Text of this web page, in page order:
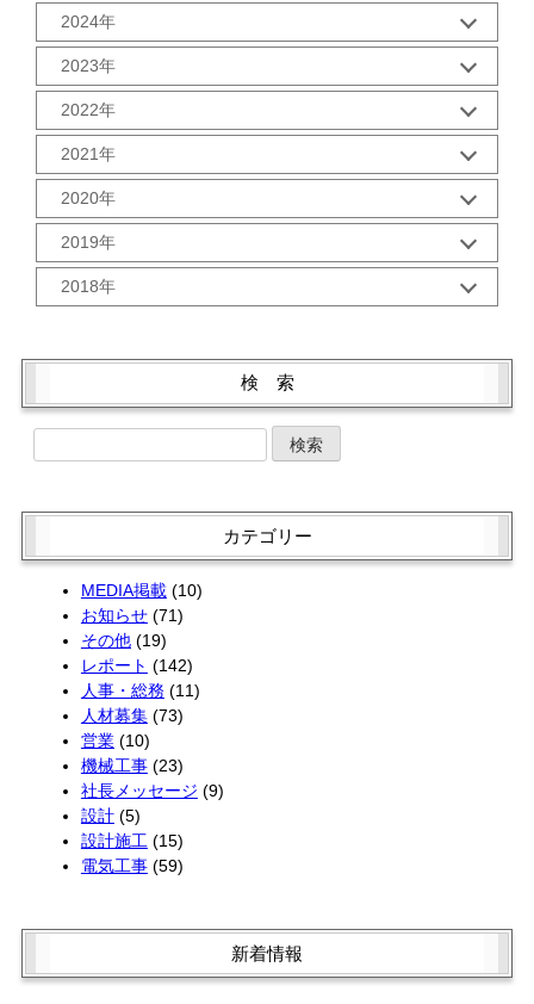
10月 (2)
9月 (2)
8月 (2)
7月 (2)
6月 (2)
5月 (3)
4月 (1)
3月 (2)
2月 (2)
1月 (3)
2024年
12月 (1)
11月 (2)
10月 (2)
9月 (2)
8月 (2)
7月 (2)
6月 (2)
5月 (2)
4月 (2)
3月 (1)
2月 (2)
2023年
12月 (2)
11月 (2)
10月 (2)
9月 (2)
8月 (2)
7月 (2)
6月 (2)
5月 (2)
4月 (2)
2022年
12月 (2)
11月 (2)
10月 (3)
9月 (3)
8月 (2)
6月 (2)
5月 (3)
2月 (2)
2021年
12月 (2)
11月 (2)
10月 (2)
9月 (5)
8月 (1)
5月 (2)
3月 (2)
1月 (2)
2020年
12月 (2)
11月 (2)
10月 (2)
9月 (1)
7月 (3)
5月 (2)
4月 (4)
3月 (2)
1月 (2)
2019年
12月 (3)
11月 (1)
7月 (1)
6月 (4)
1月 (2)
2018年
4月 (1)
2月 (4)
検 索
カテゴリー
MEDIA掲載(10)
お知らせ(71)
その他(19)
レポート (142)
人事・総務 (11)
人材募集(73)
営業(10)
機械工事(23)
社長メッセージ (9)
設計(5)
設計施工 (15)
電気工事(59)
新着情報